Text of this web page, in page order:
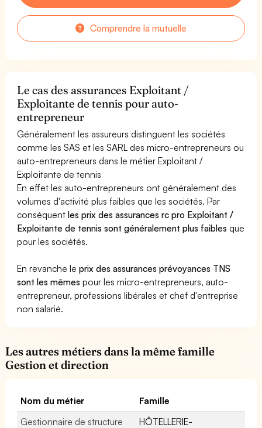
Comprendre la mutuelle
Le cas des assurances Exploitant /
Exploitante de tennis pour auto-
entrepreneur
Généralement les assureurs distinguent les sociétés
comme les SAS et les SARL des micro-entrepreneurs ou
auto-entrepreneurs dans le métier Exploitant /
Exploitante de tennis
En effet les auto-entrepreneurs ont généralement des
volumes d'activité plus faibles que les sociétés. Par
conséquentles prix des assurances rc pro Exploitant /
Exploitante de tennis sont généralement plus faibles que
pour les sociétés.
En revanche leprix des assurances prévoyances TNS
sont les mêmes pour les micro-entrepreneurs, auto-
entrepreneur, professions libérales et chef d'entreprise
non salarié.
Les autres métiers dans la même famille
Gestion et direction
Nom du métier
Famille
Gestionnaire de structure
HÔTELLERIE-